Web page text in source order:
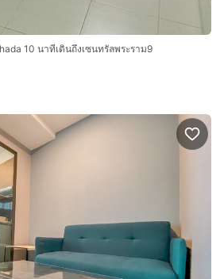
10 นาทีเดินถึงเซนทรัลพระราม9